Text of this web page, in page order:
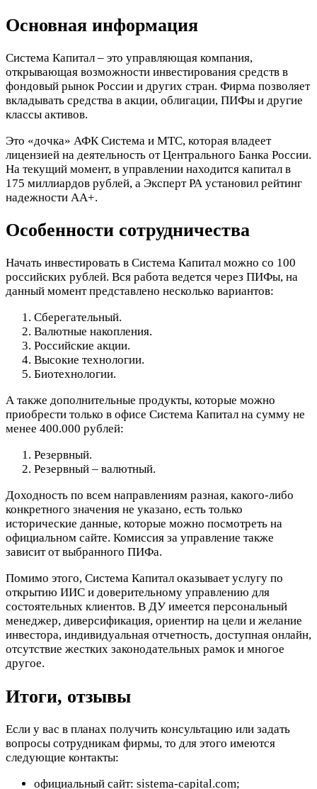
Основная информация
Система Капитал – это управляющая компания,
открывающая возможности инвестирования средств в
фондовый рынок России и других стран. Фирма позволяет
вкладывать средства в акции, облигации, ПИФы и другие
классы активов.
Это «дочка» АФК Система и МТС, которая владеет
лицензией на деятельность от Центрального Банка России.
На текущий момент, в управлении находится капитал в
175 миллиардов рублей, а Эксперт РА установил рейтинг
надежности АА+.
Особенности сотрудничества
Начать инвестировать в Система Капитал можно со 100
российских рублей. Вся работа ведется через ПИФы, на
данный момент представлено несколько вариантов:
Сберегательный.
Валютные накопления.
Российские акции.
Высокие технологии.
Биотехнологии.
А также дополнительные продукты, которые можно
приобрести только в офисе Система Капитал на сумму не
менее 400.000 рублей:
Резервный.
Резервный – валютный.
Доходность по всем направлениям разная, какого-либо
конкретного значения не указано, есть только
исторические данные, которые можно посмотреть на
официальном сайте. Комиссия за управление также
зависит от выбранного ПИФа.
Помимо этого, Система Капитал оказывает услугу по
открытию ИИС и доверительному управлению для
состоятельных клиентов. В ДУ имеется персональный
менеджер, диверсификация, ориентир на цели и желание
инвестора, индивидуальная отчетность, доступная онлайн,
отсутствие жестких законодательных рамок и многое
другое.
Итоги, отзывы
Если у вас в планах получить консультацию или задать
вопросы сотрудникам фирмы, то для этого имеются
следующие контакты:
официальный сайт: sistema-capital.com;